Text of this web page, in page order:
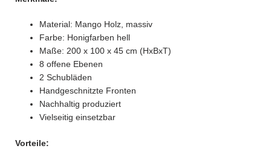
Material: Mango Holz, massiv
Farbe: Honigfarben hell
Maße: 200 x 100 x 45 cm (HxBxT)
8 offene Ebenen
2 Schubläden
Handgeschnitzte Fronten
Nachhaltig produziert
Vielseitig einsetzbar
Vorteile: